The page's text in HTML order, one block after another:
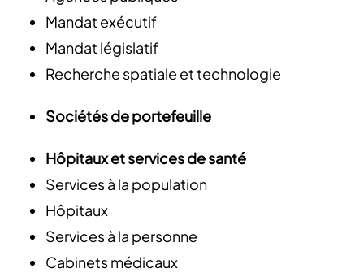
Mandat exécutif
Mandat législatif
Recherche spatiale et technologie
Sociétés de portefeuille
Hôpitaux et services de santé
Services à la population
Hôpitaux
Services à la personne
Cabinets médicaux